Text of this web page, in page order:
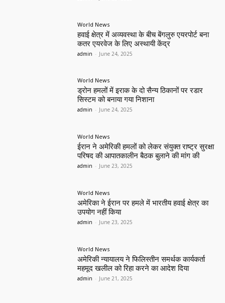
World News
हवाई क्षेत्र में अव्यवस्था के बीच बेंगलुरु एयरपोर्ट बना
कतर एयरवेज के लिए अस्थायी केंद्र
admin - June 24, 2025
World News
ड्रोन हमलों में इराक के दो सैन्य ठिकानों पर रडार
सिस्टम को बनाया गया निशाना
admin - June 24, 2025
World News
ईरान ने अमेरिकी हमलों को लेकर संयुक्त राष्ट्र सुरक्षा
परिषद की आपातकालीन बैठक बुलाने की मांग की
admin - June 23, 2025
World News
अमेरिका ने ईरान पर हमले में भारतीय हवाई क्षेत्र का
उपयोग नहीं किया
admin - June 23, 2025
World News
अमेरिकी न्यायालय ने फिलिस्तीन समर्थक कार्यकर्ता
महमूद खलील को रिहा करने का आदेश दिया
admin - June 21, 2025